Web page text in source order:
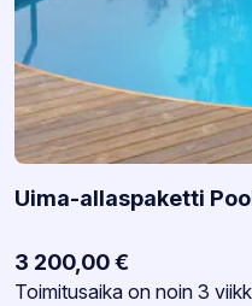
Uima-allaspaketti
3 200,00€
Varastotilanne:
Toimitusaika on noin 3